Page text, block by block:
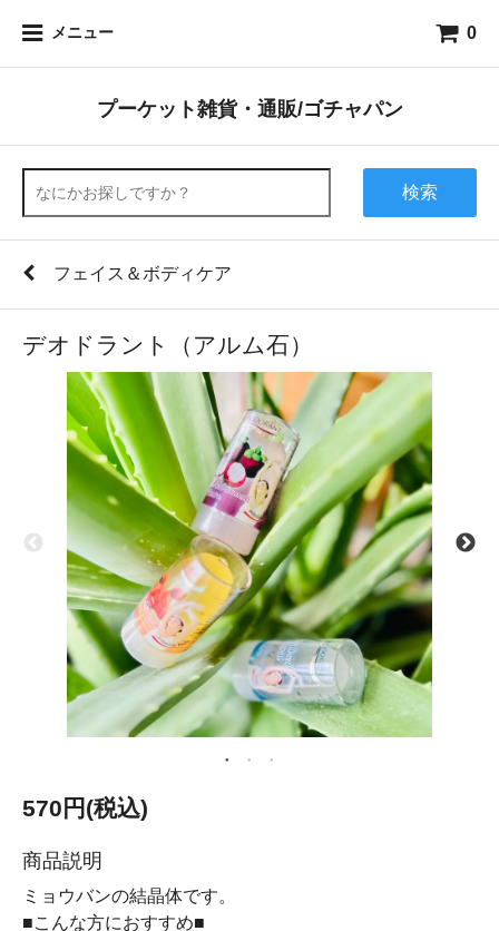
メニュー 0
プーケット雑貨・通販/ゴチャパン
検索
フェイス＆ボディケア
デオドラント（アルム石）
570円(税込)
商品説明
ミョウバンの結晶体です。
■こんな方におすすめ■